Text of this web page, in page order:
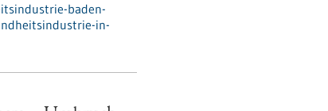
baden-
in-